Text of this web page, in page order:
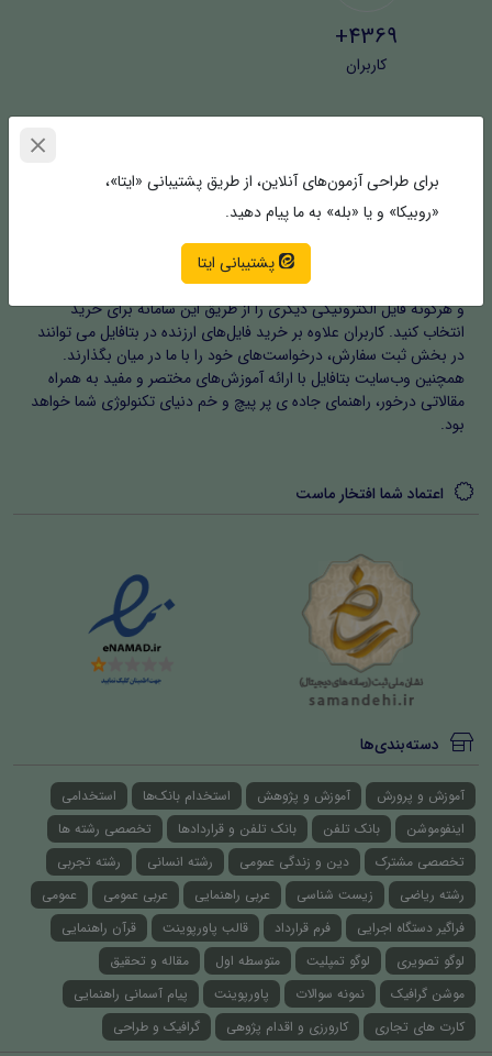
4369+
کاربران
بتافایل | مرکز خرید و سفارش فایل های با ارزش، فعالیت حرفه ای خود را
با اخذ مجوزهای مربوطه در شهریور ماه ۱۴۰۲ آغاز کرد. بتافایل به کاربران
امکان می‌دهد که فایل های الکترونیکی اعم از پروژه‌های دانشگاهی،
مقالات، فرم‌ها و مستندات، نرم افزار، افزونه، اینفوموشن و موشن گرافیک
و هرگونه فایل الکترونیکی دیگری را از طریق این سامانه برای خرید
انتخاب کنید. کاربران علاوه بر خرید فایل‌های ارزنده در بتافایل می توانند
در بخش ثبت سفارش، درخواست‌های خود را با ما در میان بگذارند.
همچنین وب‌سایت بتافایل با ارائه آموزش‌های مختصر و مفید به همراه
مقالاتی درخور، راهنمای جاده ی پر پیچ و خم دنیای تکنولوژی شما خواهد
بود.
اعتماد شما افتخار ماست
دسته‌بندی‌ها
آموزش و پرورش آموزش و پژوهش استخدام بانک‌ها
استخدامی
اینفوموشن
بانک تلفن بانک تلفن و قراردادها
تخصصی رشته ها
تخصصی مشترک
دین و زندگی عمومی رشته انسانی
رشته تجربی
رشته ریاضی
زیست شناسی عربی راهنمایی عربی عمومی
عمومی
فراگیر دستگاه اجرایی
فرم قرارداد قالب پاورپوینت
قرآن راهنمایی
لوگو تصویری
لوگو تمپلیت متوسطه اول
مقاله و تحقیق
موشن گرافیک
نمونه سوالات پاورپوینت
پیام آسمانی راهنمایی
کارت های تجاری
کارورزی و اقدام پژوهی گرافیک و طراحی
برای طراحی آزمون‌های آنلاین، از طریق پشتیبانی «ایتا»،
«روبیکا» و یا «بله» به ما پیام دهید.
پشتیبانی ایتا